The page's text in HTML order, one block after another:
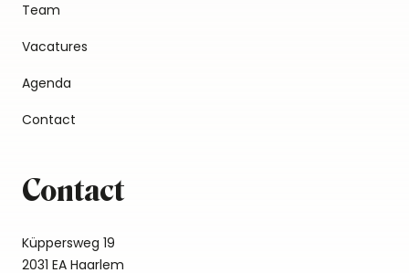
Team
Vacatures
Agenda
Contact
Contact
Küppersweg 19
2031 EA Haarlem